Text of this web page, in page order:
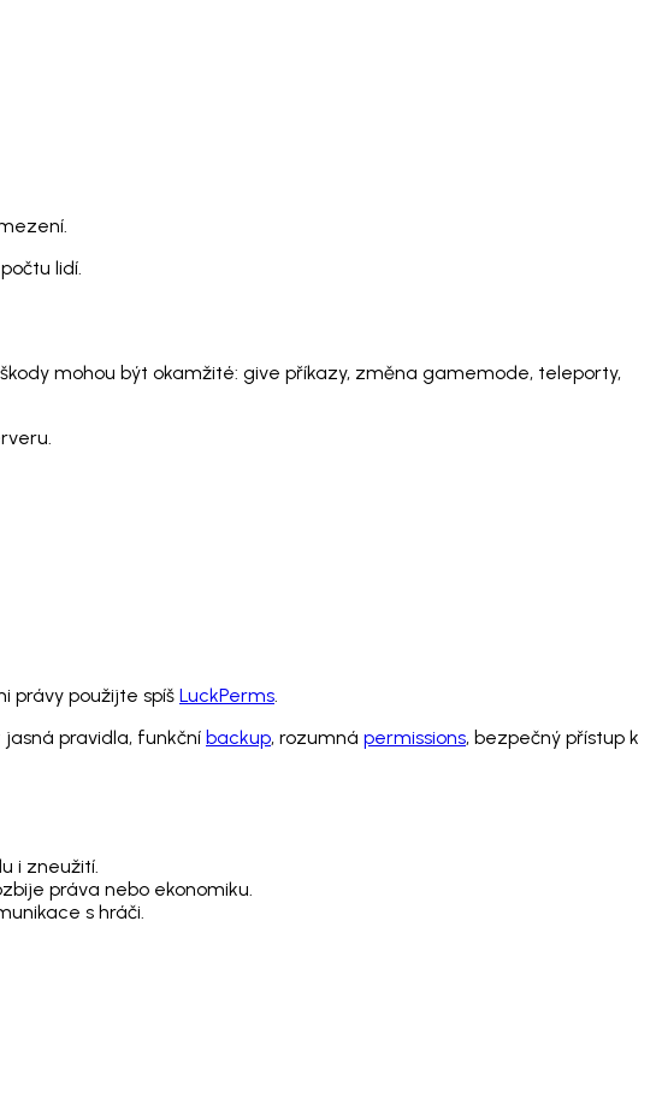
lidí.
mohou být okamžité: give příkazy, změna gamemode, teleporty,
právy použijte spíš LuckPerms.
pravidla, funkční backup, rozumná permissions, bezpečný přístup k
i zneužití.
práva nebo ekonomiku.
s hráči.